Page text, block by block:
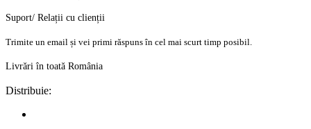
Suport/ Relații cu clienții
Trimite un email și vei primi răspuns în cel mai scurt timp posibil.
Livrări în toată România
Distribuie: